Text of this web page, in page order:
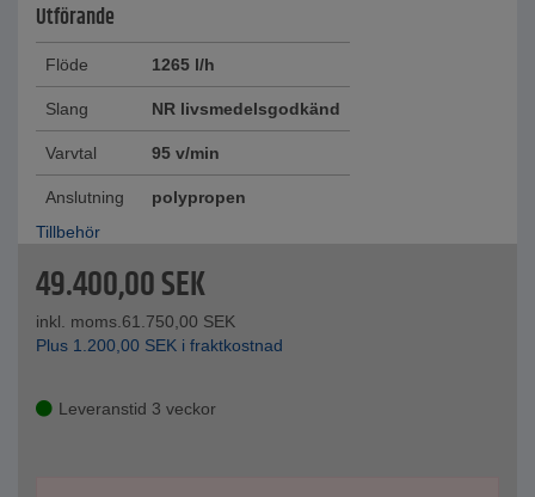
Utförande
Flöde 1265 l/h
Slang NR livsmedelsgodkänd
Varvtal 95 v/min
Anslutning
polypropen
Tillbehör
49.400,00SEK
inkl. moms.61.750,00 SEK
Plus 1.200,00 SEK i fraktkostnad
Leveranstid 3 veckor